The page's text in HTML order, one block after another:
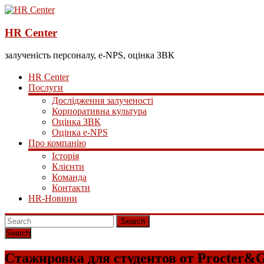
HR Center
залученість персоналу, e-NPS, оцінка ЗВК
HR Center
Послуги
Дослідження залученості
Корпоративна культура
Оцінка ЗВК
Оцінка e-NPS
Про компанію
Історія
Клієнти
Команда
Контакти
HR-Новини
Search
Стажировка для студентов от